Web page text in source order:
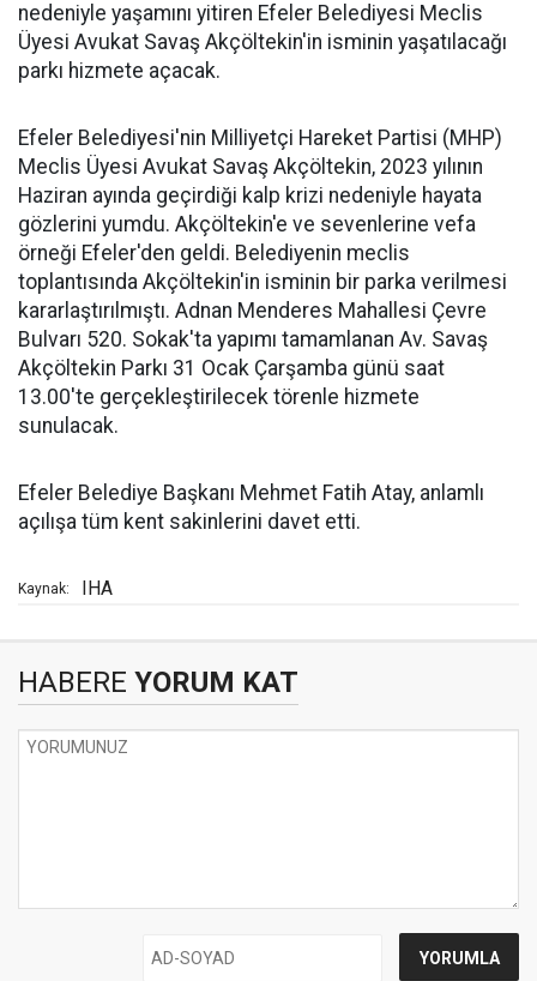
nedeniyle yaşamını yitiren Efeler Belediyesi Meclis
Üyesi Avukat Savaş Akçöltekin'in isminin yaşatılacağı
parkı hizmete açacak.
Efeler Belediyesi'nin Milliyetçi Hareket Partisi (MHP)
Meclis Üyesi Avukat Savaş Akçöltekin, 2023 yılının
Haziran ayında geçirdiği kalp krizi nedeniyle hayata
gözlerini yumdu. Akçöltekin'e ve sevenlerine vefa
örneği Efeler'den geldi. Belediyenin meclis
toplantısında Akçöltekin'in isminin bir parka verilmesi
kararlaştırılmıştı. Adnan Menderes Mahallesi Çevre
Bulvarı 520. Sokak'ta yapımı tamamlanan Av. Savaş
Akçöltekin Parkı 31 Ocak Çarşamba günü saat
13.00'te gerçekleştirilecek törenle hizmete
sunulacak.
Efeler Belediye Başkanı Mehmet Fatih Atay, anlamlı
açılışa tüm kent sakinlerini davet etti.
Kaynak: IHA
HABERE YORUM KAT